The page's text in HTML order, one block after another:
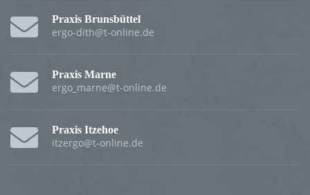
Praxis Brunsbüttel
ergo-dith@t-online.de
Praxis Marne
ergo_marne@t-online.de
Praxis Itzehoe
itzergo@t-online.de